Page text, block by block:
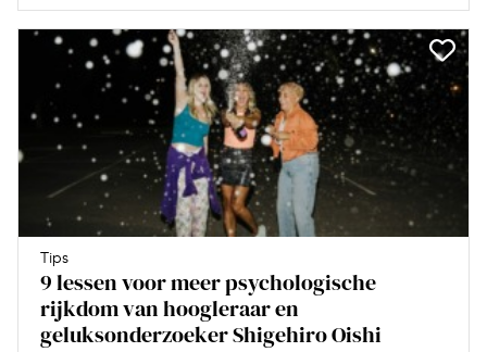
Tips
9 lessen voor meer psychologische
rijkdom van hoogleraar en
geluksonderzoeker Shigehiro Oishi